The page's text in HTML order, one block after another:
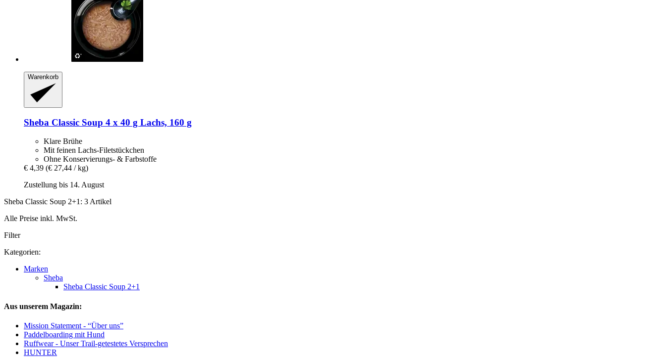
Warenkorb
Sheba Classic Soup 4 x 40 g Lachs, 160 g
Klare Brühe
Mit feinen Lachs-Filetstückchen
Ohne Konservierungs- & Farbstoffe
€ 4,39 (€ 27,44 / kg)
Zustellung bis 14. August
Sheba Classic Soup 2+1: 3 Artikel
Alle Preise inkl. MwSt.
Filter
Kategorien:
Marken
Sheba
Sheba Classic Soup 2+1
Aus unserem Magazin:
Mission Statement - “Über uns”
Paddelboarding mit Hund
Ruffwear - Unser Trail-getestetes Versprechen
HUNTER